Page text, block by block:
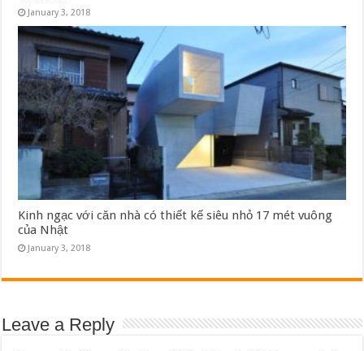
January 3, 2018
Kinh ngạc với căn nhà có thiết kế siêu nhỏ 17 mét vuông
của Nhật
January 3, 2018
Leave a Reply